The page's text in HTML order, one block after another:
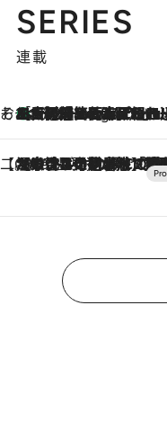
SERIES
連載
そおだよおこの関西おいしい、おやつ紀行6 Hours Ago
［大阪府箕面市］一皿一皿目の前で仕上げられる、料理を巧みに組み込んだアシェットデセールコース「ミチル アシェット デセール（Michiru assiette dessert）」
【CREA×星野リゾート】唯一無二。癒しと発見が待
2026.8.7
【トンボの足水浴】ヒノキの香りに包まれて涼感マックス！約13℃の湧水かけ流しを避暑地「星野温泉 トンボの